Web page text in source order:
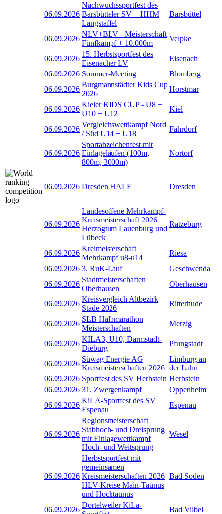
06.09.2026
Nachwuchssportfest des
Barsbütteler SV + HHM
Langstaffel
Barsbüttel
06.09.2026
NLV+BLV - Meisterschaft
Fünfkampf + 10.000m
Velpke
06.09.2026
15. Herbstsportfest des
Eisenacher LV
Eisenach
06.09.2026 Sommer-Meeting
Blomberg
06.09.2026
Burgmannstädter Kids Cup
2026
Horstmar
06.09.2026
Kieler KIDS CUP - U8 +
U10 + U12
Kiel
06.09.2026
Vergleichswettkampf Nord
/ Süd U14 + U18
Fahrdorf
06.09.2026
Sportabzeichenfest mit
Einlageläufen (100m,
800m, 3000m)
Nortorf
06.09.2026 Dresden HALF Dresden
06.09.2026
Landesoffene Mehrkampf-
Kreismeisterschaft 2026
Herzogtum Lauenburg und
Lübeck
Ratzeburg
06.09.2026
Kreimeisterschaft
Mehrkampf u8-u14
Riesa
06.09.2026 3. RuK-Lauf
Geschwenda
06.09.2026
Stadtmeisterschaften
Oberhausen
Oberhausen
06.09.2026
Kreisvergleich Altbezirk
Stade 2026
Ritterhude
06.09.2026
SLB Halbmarathon
Meisterschaften
Merzig
06.09.2026
KILA3, U10, Darmstadt-
Dieburg
Pfungstadt
06.09.2026
Süwag Energie AG
Kreismeisterschaften 2026
Limburg an
der Lahn
06.09.2026 Sportfest des SV Herbstein Herbstein
06.09.2026 31. Zwergenkampf
Oppenheim
06.09.2026
KiLA-Sportfest des SV
Espenau
Espenau
06.09.2026
Regionsmeisterschaft
Stabhoch- und Dreisprung
mit Einlagewettkampf
Hoch- und Weitsprung
Wesel
06.09.2026
Herbstsportfest mit
gemeinsamen
Kreismeisterschaften 2026
HLV-Kreise Main-Taunus
und Hochtaunus
Bad Soden
06.09.2026
Dortelweiler KiLa-
Bad Vilbel